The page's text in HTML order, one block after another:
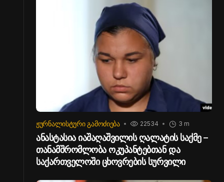
ᲟᲣᲠᲜᲐᲚᲘᲡᲢᲣᲠᲘ ᲒᲐᲛᲝᲫᲘᲔᲑᲐ 22534 3 m
ანასტასია იაშაღაშვილის ღალატის საქმე –
თანამშრომლობა ოკუპანტებთან და
საქართველოში ცხოვრების სურვილი